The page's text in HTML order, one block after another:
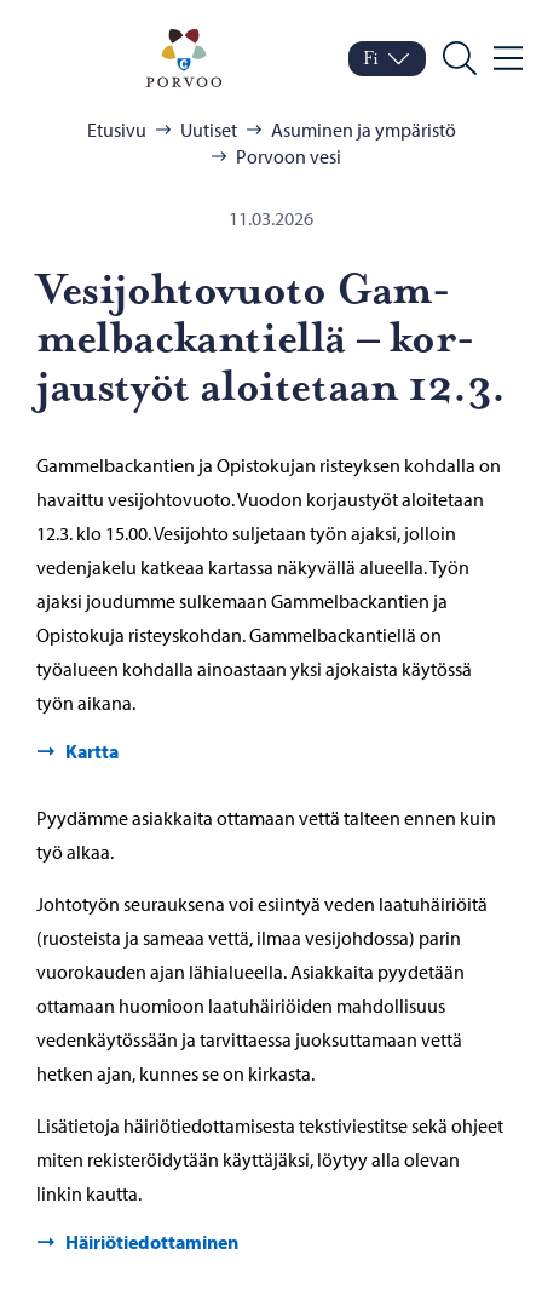
Porvoo – Siirry
Vaihda kieltä
Nykyinen kieli: Suomi
Fi
Hae
Etusivu Uutiset
Asuminen ja ympäristö
Porvoon vesi
11.03.2026
Ve­si­joh­to­vuo­to Gam­
mel­bac­kan­tiel­lä – kor­
jaus­työt aloi­te­taan 12.3.
Gammelbackantien ja Opistokujan risteyksen kohdalla on
havaittu vesijohtovuoto. Vuodon korjaustyöt aloitetaan
12.3. klo 15.00. Vesijohto suljetaan työn ajaksi, jolloin
vedenjakelu katkeaa kartassa näkyvällä alueella. Työn
ajaksi joudumme sulkemaan Gammelbackantien ja
Opistokuja risteyskohdan. Gammelbackantiellä on
työalueen kohdalla ainoastaan yksi ajokaista käytössä
työn aikana.
Kartta
Pyydämme asiakkaita ottamaan vettä talteen ennen kuin
työ alkaa.
Johtotyön seurauksena voi esiintyä veden laatuhäiriöitä
(ruosteista ja sameaa vettä, ilmaa vesijohdossa) parin
vuorokauden ajan lähialueella. Asiakkaita pyydetään
ottamaan huomioon laatuhäiriöiden mahdollisuus
vedenkäytössään ja tarvittaessa juoksuttamaan vettä
hetken ajan, kunnes se on kirkasta.
Lisätietoja häiriötiedottamisesta tekstiviestitse sekä ohjeet
miten rekisteröidytään käyttäjäksi, löytyy alla olevan
linkin kautta.
Häiriötiedottaminen